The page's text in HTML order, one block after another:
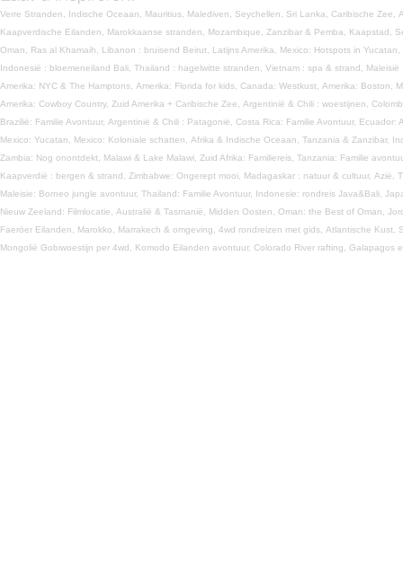
Verre Stranden, Indische Oceaan, Mauritius, Malediven, Seychellen, Sri Lanka, Caribische Zee,
Kaapverdische Eilanden, Marokkaanse stranden, Mozambique, Zanzibar & Pemba, Kaapstad,
Oman, Ras al Khamaih, Libanon : bruisend Beirut, Latijns Amerika, Mexico: Hotspots in Yucatan,
Indonesië : bloemeneiland Bali, Thailand : hagelwitte stranden, Vietnam : spa & strand,
Amerika: NYC & The Hamptons, Amerika: Florida for kids, Canada: Westkust, Amerika: Boston,
Amerika: Cowboy Country, Zuid Amerika + Caribische Zee, Argentinië & Chili : woestijnen,
Brazilië: Familie Avontuur, Argentinië & Chili : Patagonië, Costa Rica: Familie Avontuur, Ecuador:
Mexico: Yucatan, Mexico: Koloniale schatten, Afrika & Indische Oceaan, Tanzania & Zanzibar,
Zambia: Nog onontdekt, Malawi & Lake Malawi, Zuid Afrika: Familiereis, Tanzania: Familie
Kaapverdië : bergen & strand, Zimbabwe: Ongerept mooi, Madagaskar : natuur & cultuur, Azië,
Maleisie: Borneo jungle avontuur, Thailand: Familie Avontuur, Indonesie: rondreis Java&Bali,
Nieuw Zeeland: Filmlocatie, Australië & Tasmanië, Midden Oosten, Oman: the Best of Oman,
Faeröer Eilanden, Marokko, Marrakech & omgeving, 4wd rondreizen met gids, Atlantische Kust,
Mongolië Gobiwoestijn per 4wd, Komodo Eilanden avontuur, Colorado River rafting, Galapagos